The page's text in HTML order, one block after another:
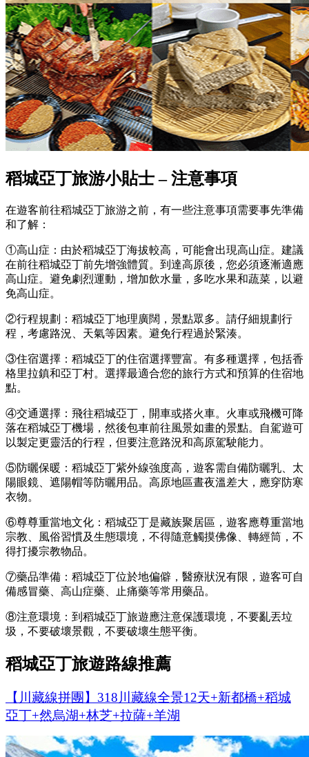
稻城亞丁旅游小貼士 – 注意事項
在遊客前往稻城亞丁旅游之前，有一些注意事項需要事先準備
和了解：
①高山症：由於稻城亞丁海拔較高，可能會出現高山症。建議
在前往稻城亞丁前先增強體質。到達高原後，您必須逐漸適應
高山症。避免劇烈運動，增加飲水量，多吃水果和蔬菜，以避
免高山症。
②行程規劃：稻城亞丁地理廣闊，景點眾多。請仔細規劃行
程，考慮路況、天氣等因素。避免行程過於緊湊。
③住宿選擇：稻城亞丁的住宿選擇豐富。有多種選擇，包括香
格里拉鎮和亞丁村。選擇最適合您的旅行方式和預算的住宿地
點。
④交通選擇：飛往稻城亞丁，開車或搭火車。火車或飛機可降
落在稻城亞丁機場，然後包車前往風景如畫的景點。自駕遊可
以製定更靈活的行程，但要注意路況和高原駕駛能力。
⑤防曬保暖：稻城亞丁紫外線強度高，遊客需自備防曬乳、太
陽眼鏡、遮陽帽等防曬用品。高原地區晝夜溫差大，應穿防寒
衣物。
⑥尊尊重當地文化：稻城亞丁是藏族聚居區，遊客應尊重當地
宗教、風俗習慣及生態環境，不得隨意觸摸佛像、轉經筒，不
得打擾宗教物品。
⑦藥品準備：稻城亞丁位於地偏僻，醫療狀況有限，遊客可自
備感冒藥、高山症藥、止痛藥等常用藥品。
⑧注意環境：到稻城亞丁旅遊應注意保護環境，不要亂丟垃
圾，不要破壞景觀，不要破壞生態平衡。
稻城亞丁旅遊路線推薦
【川藏線拼團】318川藏線全景12天+新都橋+稻城
亞丁+然烏湖+林芝+拉薩+羊湖